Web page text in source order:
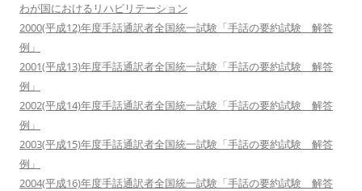
わが国におけるリハビリテーション
2000(平成12)年度手話通訳者全国統一試験「手話の要約試験 解答
例」
2001(平成13)年度手話通訳者全国統一試験「手話の要約試験 解答
例」
2002(平成14)年度手話通訳者全国統一試験「手話の要約試験 解答
例」
2003(平成15)年度手話通訳者全国統一試験「手話の要約試験 解答
例」
2004(平成16)年度手話通訳者全国統一試験「手話の要約試験 解答